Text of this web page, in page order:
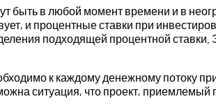
быть в любой момент времени и в
и процентные ставки при
подходящей процентной ставки.
к каждому денежному потоку
ситуация, что проект, приемлемый